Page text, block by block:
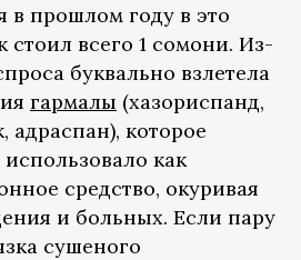
в прошлом году в это
стоил всего 1 сомони. Из-
буквально взлетела
гармалы (хазориспанд,
адраспан), которое
как
средство, окуривая
и больных. Если пару
сушеного